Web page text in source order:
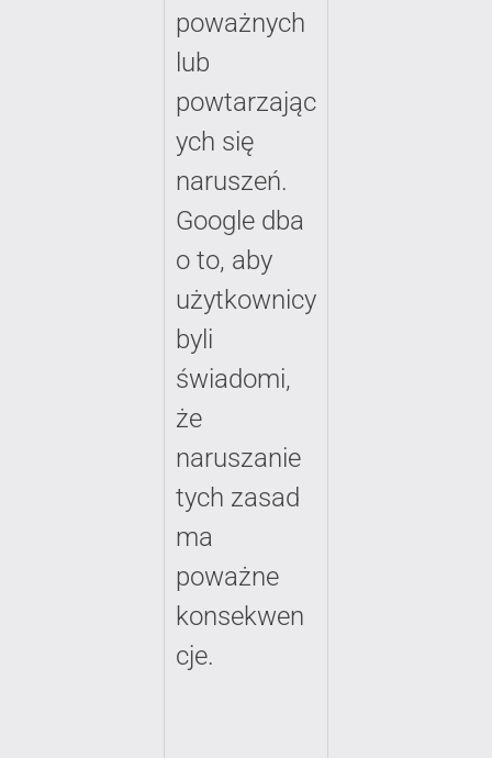
poważnych
lub
powtarzając
ych się
naruszeń.
Google dba
o to, aby
użytkownicy
byli
świadomi,
że
naruszanie
tych zasad
ma
poważne
konsekwen
cje.